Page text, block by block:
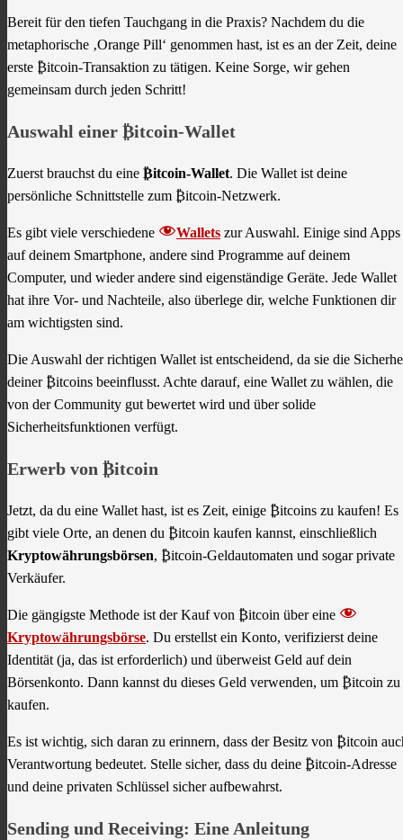
Bereit für den tiefen Tauchgang in die Praxis? Nachdem du die
metaphorische ‚Orange Pill‘ genommen hast, ist es an der Zeit, deine
erste ₿itcoin-Transaktion zu tätigen. Keine Sorge, wir gehen
gemeinsam durch jeden Schritt!
Auswahl einer ₿itcoin-Wallet
Zuerst brauchst du eine ₿itcoin-Wallet. Die Wallet ist deine
persönliche Schnittstelle zum ₿itcoin-Netzwerk.
Es gibt viele verschiedene Wallets zur Auswahl. Einige sind Apps
auf deinem Smartphone, andere sind Programme auf deinem
Computer, und wieder andere sind eigenständige Geräte. Jede Wallet
hat ihre Vor- und Nachteile, also überlege dir, welche Funktionen dir
am wichtigsten sind.
Die Auswahl der richtigen Wallet ist entscheidend, da sie die
deiner ₿itcoins beeinflusst. Achte darauf, eine Wallet zu wählen, die
von der Community gut bewertet wird und über solide
Sicherheitsfunktionen verfügt.
Erwerb von ₿itcoin
Jetzt, da du eine Wallet hast, ist es Zeit, einige ₿itcoins zu kaufen! Es
gibt viele Orte, an denen du ₿itcoin kaufen kannst, einschließlich
Kryptowährungsbörsen, ₿itcoin-Geldautomaten und sogar private
Verkäufer.
Die gängigste Methode ist der Kauf von ₿itcoin über eine
Kryptowährungsbörse. Du erstellst ein Konto, verifizierst deine
Identität (ja, das ist erforderlich) und überweist Geld auf dein
Börsenkonto. Dann kannst du dieses Geld verwenden, um ₿itcoin zu
kaufen.
Es ist wichtig, sich daran zu erinnern, dass der Besitz von ₿itcoin
Verantwortung bedeutet. Stelle sicher, dass du deine ₿itcoin-Adresse
und deine privaten Schlüssel sicher aufbewahrst.
Sending und Receiving: Eine Anleitung